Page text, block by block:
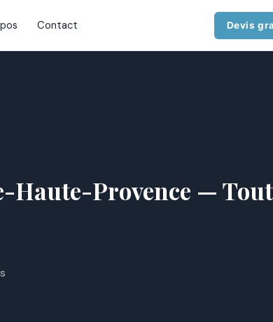
Contact Devis
Haute-Provence —